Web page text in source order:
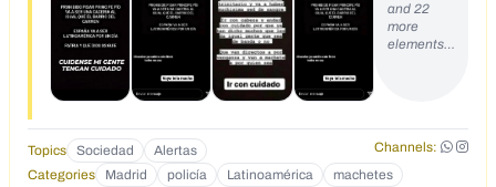
and 22
more
elements…
Topics Sociedad Alertas
Channels:
Categories
Madrid policía Latinoamérica
machetes